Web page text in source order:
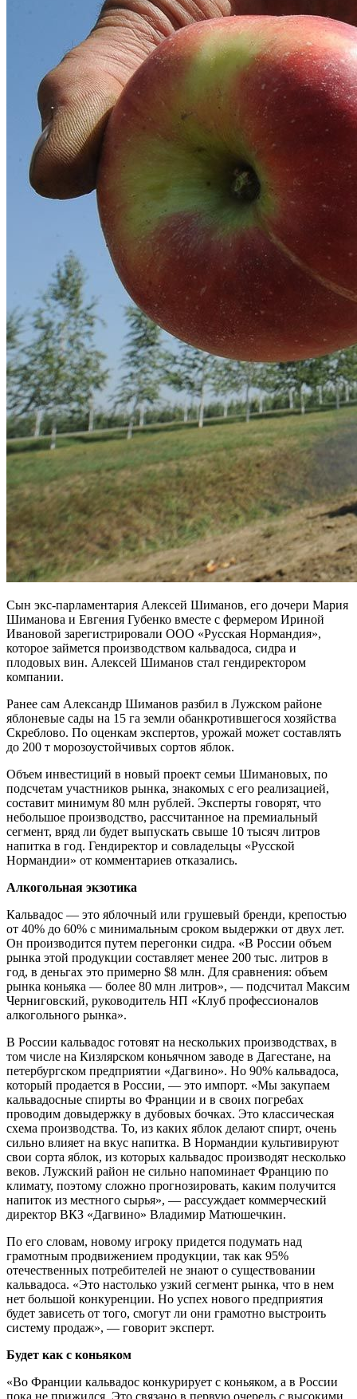
Сын экс-парламентария Алексей Шиманов, его дочери Мария
Шиманова и Евгения Губенко вместе с фермером Ириной
Ивановой зарегистрировали ООО «Русская Нормандия»,
которое займется производством кальвадоса, сидра и
плодовых вин. Алексей Шиманов стал гендиректором
компании.
Ранее сам Александр Шиманов разбил в Лужском районе
яблоневые сады на 15 га земли обанкротившегося хозяйства
Скреблово. По оценкам экспертов, урожай может составлять
до 200 т морозоустойчивых сортов яблок.
Объем инвестиций в новый проект семьи Шимановых, по
подсчетам участников рынка, знакомых с его реализацией,
составит минимум 80 млн рублей. Эксперты говорят, что
небольшое производство, рассчитанное на премиальный
сегмент, вряд ли будет выпускать свыше 10 тысяч литров
напитка в год. Гендиректор и совладельцы «Русской
Нормандии» от комментариев отказались.
Алкогольная экзотика
Кальвадос — это яблочный или грушевый бренди, крепостью
от 40% до 60% с минимальным сроком выдержки от двух лет.
Он производится путем перегонки сидра. «В России объем
рынка этой продукции составляет менее 200 тыс. литров в
год, в деньгах это примерно $8 млн. Для сравнения: объем
рынка коньяка — более 80 млн литров», — подсчитал Максим
Черниговский, руководитель НП «Клуб профессионалов
алкогольного рынка».
В России кальвадос готовят на нескольких производствах, в
том числе на Кизлярском коньячном заводе в Дагестане, на
петербургском предприятии «Дагвино». Но 90% кальвадоса,
который продается в России, — это импорт. «Мы закупаем
кальвадосные спирты во Франции и в своих погребах
проводим довыдержку в дубовых бочках. Это классическая
схема производства. То, из каких яблок делают спирт, очень
сильно влияет на вкус напитка. В Нормандии культивируют
свои сорта яблок, из которых кальвадос производят несколько
веков. Лужский район не сильно напоминает Францию по
климату, поэтому сложно прогнозировать, каким получится
напиток из местного сырья», — рассуждает коммерческий
директор ВКЗ «Дагвино» Владимир Матюшечкин.
По его словам, новому игроку придется подумать над
грамотным продвижением продукции, так как 95%
отечественных потребителей не знают о существовании
кальвадоса. «Это настолько узкий сегмент рынка, что в нем
нет большой конкуренции. Но успех нового предприятия
будет зависеть от того, смогут ли они грамотно выстроить
систему продаж», — говорит эксперт.
Будет как с коньяком
«Во Франции кальвадос конкурирует с коньяком, а в России
пока не прижился. Это связано в первую очередь с высокими